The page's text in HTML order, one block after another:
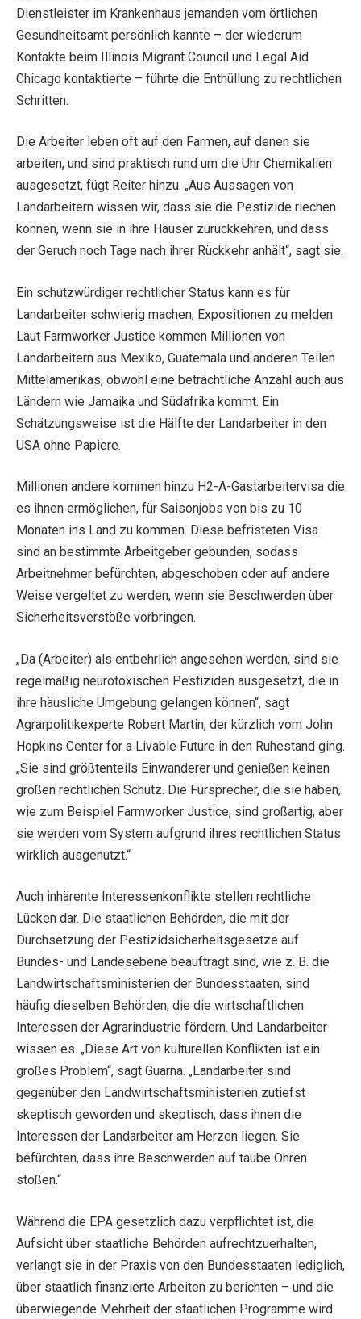
Dienstleister im Krankenhaus jemanden vom örtlichen
Gesundheitsamt persönlich kannte – der wiederum
Kontakte beim Illinois Migrant Council und Legal Aid
Chicago kontaktierte – führte die Enthüllung zu rechtlichen
Schritten.
Die Arbeiter leben oft auf den Farmen, auf denen sie
arbeiten, und sind praktisch rund um die Uhr Chemikalien
ausgesetzt, fügt Reiter hinzu. „Aus Aussagen von
Landarbeitern wissen wir, dass sie die Pestizide riechen
können, wenn sie in ihre Häuser zurückkehren, und dass
der Geruch noch Tage nach ihrer Rückkehr anhält“, sagt sie.
Ein schutzwürdiger rechtlicher Status kann es für
Landarbeiter schwierig machen, Expositionen zu melden.
Laut Farmworker Justice kommen Millionen von
Landarbeitern aus Mexiko, Guatemala und anderen Teilen
Mittelamerikas, obwohl eine beträchtliche Anzahl auch aus
Ländern wie Jamaika und Südafrika kommt. Ein
Schätzungsweise ist die Hälfte der Landarbeiter in den
USA ohne Papiere.
Millionen andere kommen hinzu H2-A-Gastarbeitervisa die
es ihnen ermöglichen, für Saisonjobs von bis zu 10
Monaten ins Land zu kommen. Diese befristeten Visa
sind an bestimmte Arbeitgeber gebunden, sodass
Arbeitnehmer befürchten, abgeschoben oder auf andere
Weise vergeltet zu werden, wenn sie Beschwerden über
Sicherheitsverstöße vorbringen.
„Da (Arbeiter) als entbehrlich angesehen werden, sind sie
regelmäßig neurotoxischen Pestiziden ausgesetzt, die in
ihre häusliche Umgebung gelangen können“, sagt
Agrarpolitikexperte Robert Martin, der kürzlich vom John
Hopkins Center for a Livable Future in den Ruhestand ging.
„Sie sind größtenteils Einwanderer und genießen keinen
großen rechtlichen Schutz. Die Fürsprecher, die sie haben,
wie zum Beispiel Farmworker Justice, sind großartig, aber
sie werden vom System aufgrund ihres rechtlichen Status
wirklich ausgenutzt.“
Auch inhärente Interessenkonflikte stellen rechtliche
Lücken dar. Die staatlichen Behörden, die mit der
Durchsetzung der Pestizidsicherheitsgesetze auf
Bundes- und Landesebene beauftragt sind, wie z. B. die
Landwirtschaftsministerien der Bundesstaaten, sind
häufig dieselben Behörden, die die wirtschaftlichen
Interessen der Agrarindustrie fördern. Und Landarbeiter
wissen es. „Diese Art von kulturellen Konflikten ist ein
großes Problem“, sagt Guarna. „Landarbeiter sind
gegenüber den Landwirtschaftsministerien zutiefst
skeptisch geworden und skeptisch, dass ihnen die
Interessen der Landarbeiter am Herzen liegen. Sie
befürchten, dass ihre Beschwerden auf taube Ohren
stoßen.“
Während die EPA gesetzlich dazu verpflichtet ist, die
Aufsicht über staatliche Behörden aufrechtzuerhalten,
verlangt sie in der Praxis von den Bundesstaaten lediglich,
über staatlich finanzierte Arbeiten zu berichten – und die
überwiegende Mehrheit der staatlichen Programme wird